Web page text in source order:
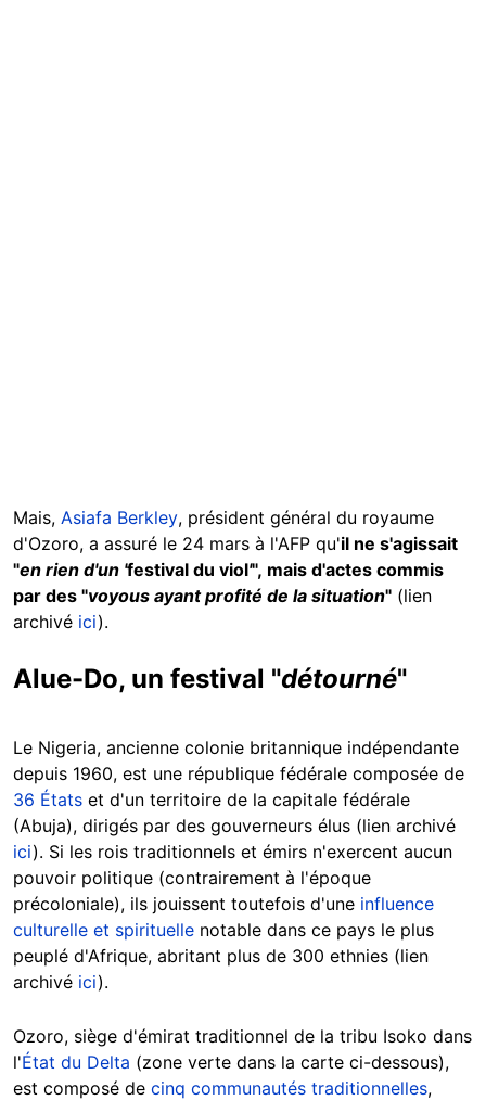
Mais, Asiafa Berkley, président général du royaume
d'Ozoro, a assuré le 24 mars à l'AFP qu'il ne s'agissait
"en rien d'un 'festival du viol'", mais d'actes commis
par des "voyous ayant profité de la situation" (lien
archivé ici).
Alue-Do, un festival "détourné"
Le Nigeria, ancienne colonie britannique indépendante
depuis 1960, est une république fédérale composée de
36 États et d'un territoire de la capitale fédérale
(Abuja), dirigés par des gouverneurs élus (lien archivé
ici). Si les rois traditionnels et émirs n'exercent aucun
pouvoir politique (contrairement à l'époque
précoloniale), ils jouissent toutefois d'une influence
culturelle et spirituelle notable dans ce pays le plus
peuplé d'Afrique, abritant plus de 300 ethnies (lien
archivé ici).
Ozoro, siège d'émirat traditionnel de la tribu Isoko dans
l'État du Delta (zone verte dans la carte ci-dessous),
est composé de cinq communautés traditionnelles,